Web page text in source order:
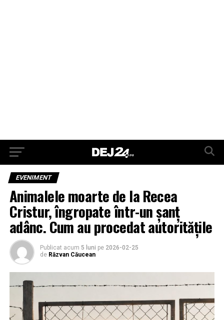
EVENIMENT
Animalele moarte de la Recea
Cristur, îngropate într-un șanț
adânc. Cum au procedat autoritățile
Publicat acum 5 luni pe 2026-02-25
de Răzvan Căucean